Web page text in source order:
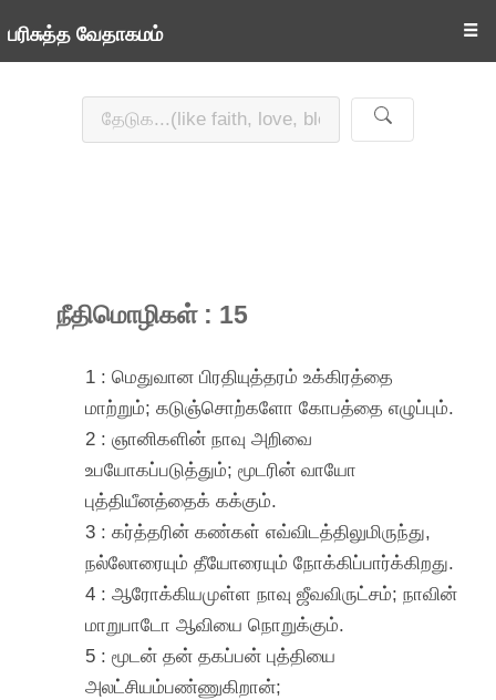
பரிசுத்த வேதாகமம் ☰
நீதிமொழிகள் : 15
1 : மெதுவான பிரதியுத்தரம் உக்கிரத்தை
மாற்றும்; கடுஞ்சொற்களோ கோபத்தை எழுப்பும்.
2 : ஞானிகளின் நாவு அறிவை
உபயோகப்படுத்தும்; மூடரின் வாயோ
புத்தியீனத்தைக் கக்கும்.
3 : கர்த்தரின் கண்கள் எவ்விடத்திலுமிருந்து,
நல்லோரையும் தீயோரையும் நோக்கிப்பார்க்கிறது.
4 : ஆரோக்கியமுள்ள நாவு ஜீவவிருட்சம்; நாவின்
மாறுபாடோ ஆவியை நொறுக்கும்.
5 : மூடன் தன் தகப்பன் புத்தியை
அலட்சியம்பண்ணுகிறான்;